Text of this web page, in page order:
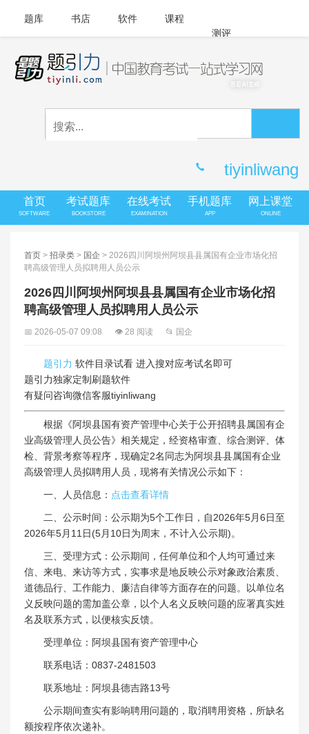
题库 书店 软件
课程
测评
APP下载
tiyinliwang
首页
SOFTWARE
考试题库
BOOKSTORE
在线考试
EXAMINATION
手机题库
APP
网上课堂
ONLINE
首页 > 招录类 > 国企 > 2026四川阿坝州阿坝县县属国有企业市场化招
聘高级管理人员拟聘用人员公示
2026四川阿坝州阿坝县县属国有企业市场化招
聘高级管理人员拟聘用人员公示
📅 2026-05-07 09:08 👁 28 阅读 📂 国企
题引力 软件目录试看 进入搜对应考试名即可
题引力独家定制刷题软件
有疑问咨询微信客服tiyinliwang
根据《阿坝县国有资产管理中心关于公开招聘县属国有企
业高级管理人员公告》相关规定，经资格审查、综合测评、体
检、背景考察等程序，现确定2名同志为阿坝县县属国有企业
高级管理人员拟聘用人员，现将有关情况公示如下：
一、人员信息： 点击查看详情
二、公示时间：公示期为5个工作日，自2026年5月6日至
2026年5月11日(5月10日为周末，不计入公示期)。
三、受理方式：公示期间，任何单位和个人均可通过来
信、来电、来访等方式，实事求是地反映公示对象政治素质、
道德品行、工作能力、廉洁自律等方面存在的问题。以单位名
义反映问题的需加盖公章，以个人名义反映问题的应署真实姓
名及联系方式，以便核实反馈。
受理单位：阿坝县国有资产管理中心
联系电话：0837-2481503
联系地址：阿坝县德吉路13号
公示期间查实有影响聘用问题的，取消聘用资格，所缺名
额按程序依次递补。